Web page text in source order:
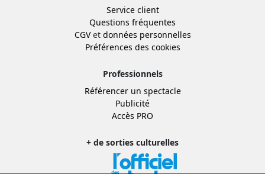
Service client
Questions fréquentes
CGVet données personnelles
Préférences des cookies
Professionnels
Référencer un spectacle
Publicité
Accès PRO
+ de sorties culturelles